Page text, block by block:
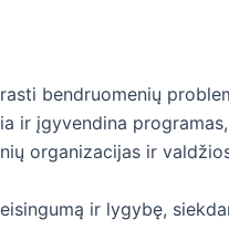
bendruomenių
ir įgyvendina
organizacijas ir
ir lygybę,